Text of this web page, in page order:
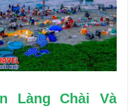
Làng Chài Và